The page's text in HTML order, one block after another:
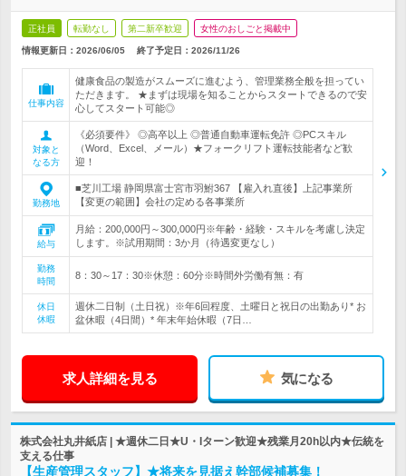
正社員 転勤なし 第二新卒歓迎 女性のおしごと掲載中
情報更新日：2026/06/05 終了予定日： 2026/11/26
仕事内容
健康食品の製造がスムーズに進むよう、管理業務全般を担ってい
ただきます。 ★まずは現場を知ることからスタートできるので安
心してスタート可能◎
対象と
なる方
《必須要件》 ◎高卒以上 ◎普通自動車運転免許 ◎PCスキル
（Word、Excel、メール）★フォークリフト運転技能者など歓
迎！
勤務地
■芝川工場 静岡県富士宮市羽鮒367 【雇入れ直後】上記事業所
【変更の範囲】会社の定める各事業所
給与
月給：200,000円～300,000円※年齢・経験・スキルを考慮し決定
します。※試用期間：3か月（待遇変更なし）
勤務
時間
8：30～17：30※休憩：60分※時間外労働有無：有
休日
休暇
週休二日制（土日祝）※年6回程度、土曜日と祝日の出勤あり* お
盆休暇（4日間）* 年末年始休暇（7日…
求人詳細を見る 気になる
株式会社丸井紙店 | ★週休二日★U・Iターン歓迎★残業月20h以内★伝統を
支える仕事
【生産管理スタッフ】★将来を見据え幹部候補募集！